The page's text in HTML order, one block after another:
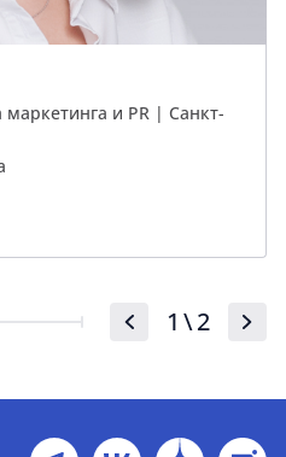
и PR | Cанкт-
1 \2